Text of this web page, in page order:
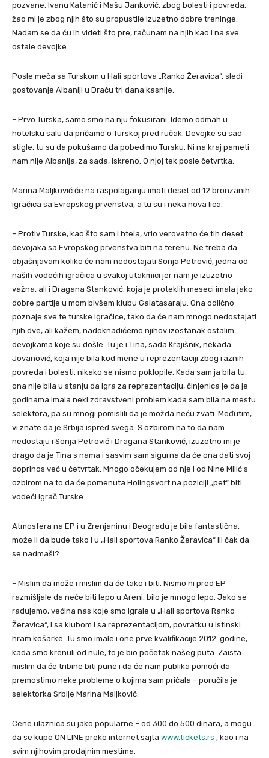
pozvane, Ivanu Katanić i Mašu Janković, zbog bolesti i povreda,
žao mi je zbog njih što su propustile izuzetno dobre treninge.
Nadam se da ću ih videti što pre, računam na njih kao i na sve
ostale devojke.
Posle meča sa Turskom u Hali sportova „Ranko Žeravica“, sledi
gostovanje Albaniji u Draču tri dana kasnije.
– Prvo Turska, samo smo na nju fokusirani. Idemo odmah u
hotelsku salu da pričamo o Turskoj pred ručak. Devojke su sad
stigle, tu su da pokušamo da pobedimo Tursku. Ni na kraj pameti
nam nije Albanija, za sada, iskreno. O njoj tek posle četvrtka.
Marina Maljković će na raspolaganju imati deset od 12 bronzanih
igračica sa Evropskog prvenstva, a tu su i neka nova lica.
– Protiv Turske, kao što sam i htela, vrlo verovatno će tih deset
devojaka sa Evropskog prvenstva biti na terenu. Ne treba da
objašnjavam koliko će nam nedostajati Sonja Petrović, jedna od
naših vodećih igračica u svakoj utakmici jer nam je izuzetno
važna, ali i Dragana Stanković, koja je proteklih meseci imala jako
dobre partije u mom bivšem klubu Galatasaraju. Ona odlično
poznaje sve te turske igračice, tako da će nam mnogo nedostajati
njih dve, ali kažem, nadoknadićemo njihov izostanak ostalim
devojkama koje su došle. Tu je i Tina, sada Krajišnik, nekada
Jovanović, koja nije bila kod mene u reprezentaciji zbog raznih
povreda i bolesti, nikako se nismo poklopile. Kada sam ja bila tu,
ona nije bila u stanju da igra za reprezentaciju, činjenica je da je
godinama imala neki zdravstveni problem kada sam bila na mestu
selektora, pa su mnogi pomislili da je možda neću zvati. Međutim,
vi znate da je Srbija ispred svega. S ozbirom na to da nam
nedostaju i Sonja Petrović i Dragana Stanković, izuzetno mi je
drago da je Tina s nama i sasvim sam sigurna da će ona dati svoj
doprinos već u četvrtak. Mnogo očekujem od nje i od Nine Milić s
ozbirom na to da će pomenuta Holingsvort na poziciji „pet“ biti
vodeći igrač Turske.
Atmosfera na EP i u Zrenjaninu i Beogradu je bila fantastična,
može li da bude tako i u „Hali sportova Ranko Žeravica“ ili čak da
se nadmaši?
– Mislim da može i mislim da će tako i biti. Nismo ni pred EP
razmišljale da neće biti lepo u Areni, bilo je mnogo lepo. Jako se
radujemo, većina nas koje smo igrale u „Hali sportova Ranko
Žeravica“, i sa klubom i sa reprezentacijom, povratku u istinski
hram košarke. Tu smo imale i one prve kvalifikacije 2012. godine,
kada smo krenuli od nule, to je bio početak našeg puta. Zaista
mislim da će tribine biti pune i da će nam publika pomoći da
premostimo neke probleme o kojima sam pričala – poručila je
selektorka Srbije Marina Maljković.
Cene ulaznica su jako popularne – od 300 do 500 dinara, a mogu
da se kupe ON LINE preko internet sajta www.tickets.rs , kao i na
svim njihovim prodajnim mestima.